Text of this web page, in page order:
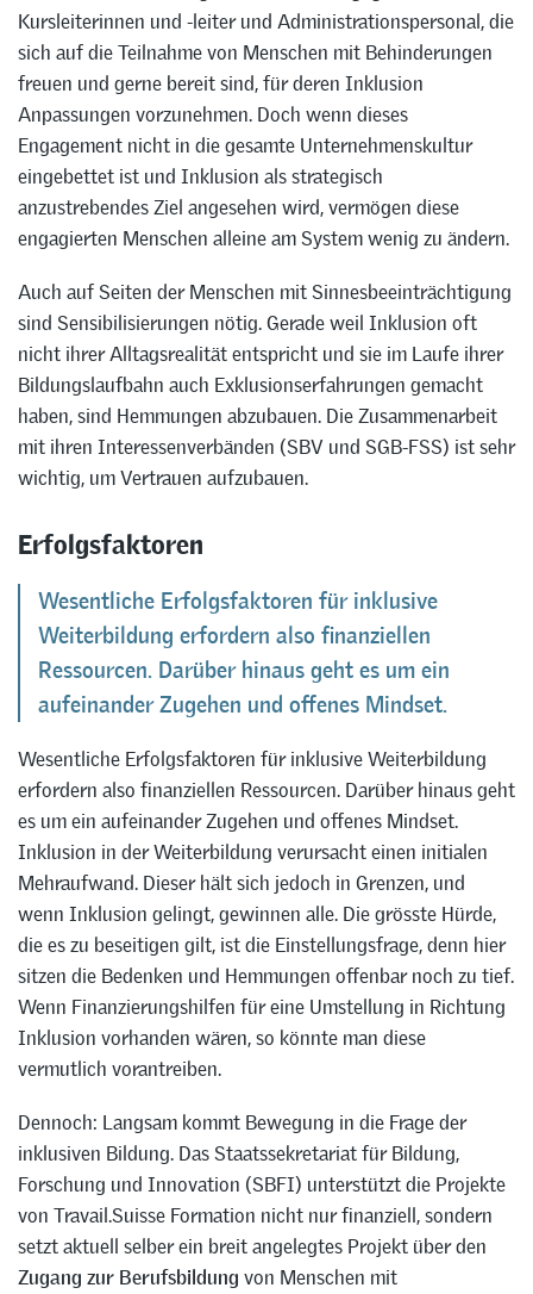
Kursleiterinnen und -leiter und Administrationspersonal, die
sich auf die Teilnahme von Menschen mit Behinderungen
freuen und gerne bereit sind, für deren Inklusion
Anpassungen vorzunehmen. Doch wenn dieses
Engagement nicht in die gesamte Unternehmenskultur
eingebettet ist und Inklusion als strategisch
anzustrebendes Ziel angesehen wird, vermögen diese
engagierten Menschen alleine am System wenig zu ändern.
Auch auf Seiten der Menschen mit Sinnesbeeinträchtigung
sind Sensibilisierungen nötig. Gerade weil Inklusion oft
nicht ihrer Alltagsrealität entspricht und sie im Laufe ihrer
Bildungslaufbahn auch Exklusionserfahrungen gemacht
haben, sind Hemmungen abzubauen. Die Zusammenarbeit
mit ihren Interessenverbänden (SBV und SGB-FSS) ist sehr
wichtig, um Vertrauen aufzubauen.
Erfolgsfaktoren
Wesentliche Erfolgsfaktoren für inklusive
Weiterbildung erfordern also finanziellen
Ressourcen. Darüber hinaus geht es um ein
aufeinander Zugehen und offenes Mindset.
Wesentliche Erfolgsfaktoren für inklusive Weiterbildung
erfordern also finanziellen Ressourcen. Darüber hinaus geht
es um ein aufeinander Zugehen und offenes Mindset.
Inklusion in der Weiterbildung verursacht einen initialen
Mehraufwand. Dieser hält sich jedoch in Grenzen, und
wenn Inklusion gelingt, gewinnen alle. Die grösste Hürde,
die es zu beseitigen gilt, ist die Einstellungsfrage, denn hier
sitzen die Bedenken und Hemmungen offenbar noch zu tief.
Wenn Finanzierungshilfen für eine Umstellung in Richtung
Inklusion vorhanden wären, so könnte man diese
vermutlich vorantreiben.
Dennoch: Langsam kommt Bewegung in die Frage der
inklusiven Bildung. Das Staatssekretariat für Bildung,
Forschung und Innovation (SBFI) unterstützt die Projekte
von Travail.Suisse Formation nicht nur finanziell, sondern
setzt aktuell selber ein breit angelegtes Projekt über den
Zugang zur Berufsbildung von Menschen mit